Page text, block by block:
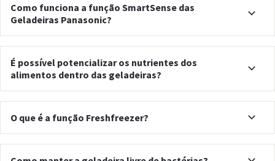
Como funciona a função SmartSense das
Geladeiras Panasonic?
É possível potencializar os nutrientes dos
alimentos dentro das geladeiras?
O que é a função Freshfreezer?